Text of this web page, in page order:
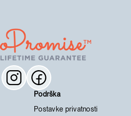
Podrška
Postavke privatnosti